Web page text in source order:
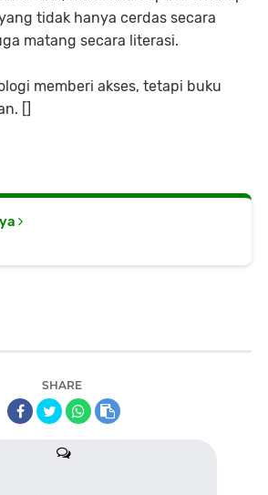
tidak hanya cerdas secara
matang secara literasi.
memberi akses, tetapi buku
[]
SHARE